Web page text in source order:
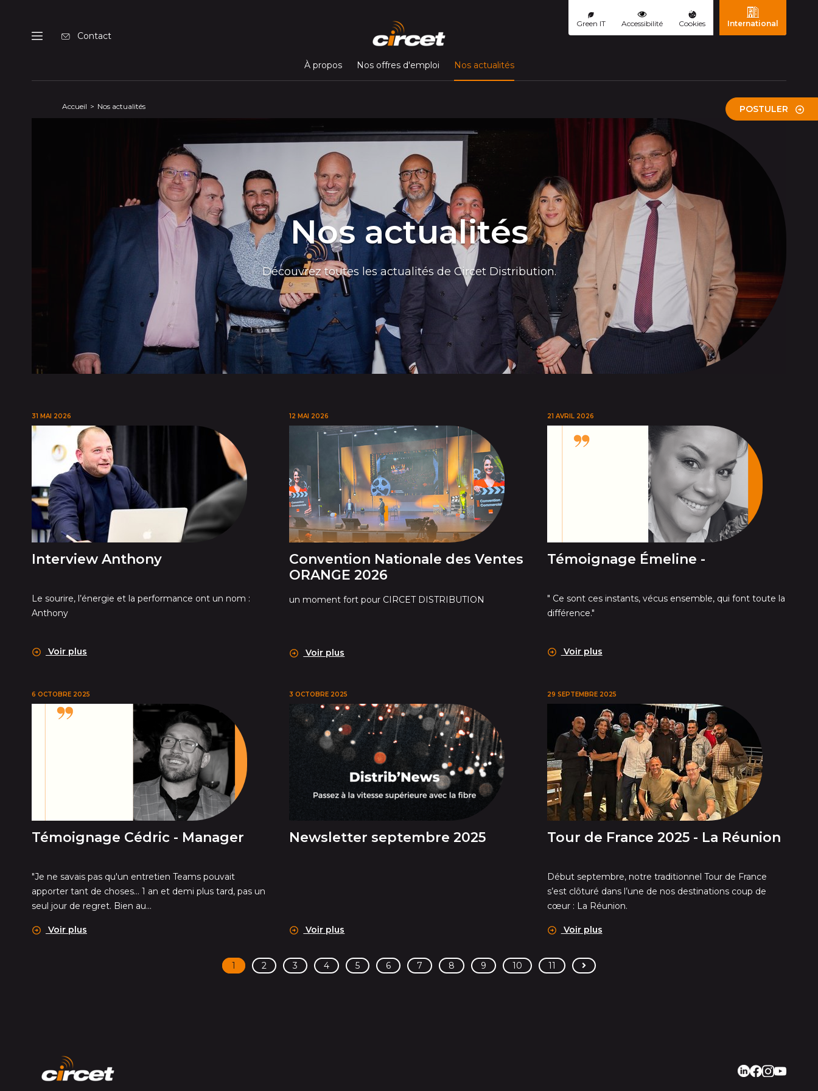
Green IT Accessibilité Cookies International
Menu
Contact
À propos Nos offres d'emploi Nos actualités(page courante)
Accueil Nos actualités
Nos actualités
Découvrez toutes les actualités de Circet Distribution.
31 MAI 2026
Interview Anthony
Le sourire, l’énergie et la performance ont un nom :
Anthony
Voir plus
12 MAI 2026
Convention Nationale des Ventes
ORANGE 2026
un moment fort pour CIRCET DISTRIBUTION
Voir plus
21 AVRIL 2026
Témoignage Émeline -
" Ce sont ces instants, vécus ensemble, qui font toute la
différence."
Voir plus
6 OCTOBRE 2025
Témoignage Cédric - Manager
"Je ne savais pas qu'un entretien Teams pouvait
apporter tant de choses... 1 an et demi plus tard, pas un
seul jour de regret. Bien au...
Voir plus
3 OCTOBRE 2025
Newsletter septembre 2025
Voir plus
29 SEPTEMBRE 2025
Tour de France 2025 - La Réunion
Début septembre, notre traditionnel Tour de France
s’est clôturé dans l’une de nos destinations coup de
cœur : La Réunion.
Voir plus
1 2 3 4 5 6 7 8 9 10 11 >
POSTULER
LinkedIn
Facebook
Instagram
Youtube